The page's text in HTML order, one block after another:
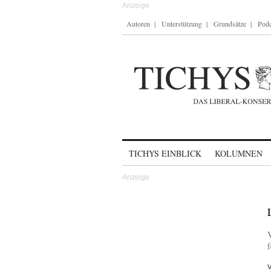
Autoren Unterstützung Grundsätze
TICHYS EINBLICK KOLUMNEN